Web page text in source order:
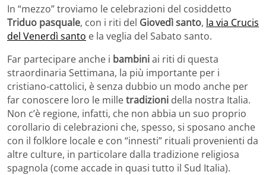
In “mezzo” troviamo le celebrazioni del cosiddetto
Triduo pasquale, con i riti del Giovedì santo, la via Crucis
del Venerdì santo e la veglia del Sabato santo.
Far partecipare anche i bambiniai riti di questa
straordinaria Settimana, la più importante per i
cristiano-cattolici, è senza dubbio un modo anche per
far conoscere loro le milletradizioni della nostra Italia.
Non c’è regione, infatti, che non abbia un suo proprio
corollario di celebrazioni che, spesso, si sposano anche
con il folklore locale e con “innesti” rituali provenienti da
altre culture, in particolare dalla tradizione religiosa
spagnola (come accade in quasi tutto il Sud Italia).